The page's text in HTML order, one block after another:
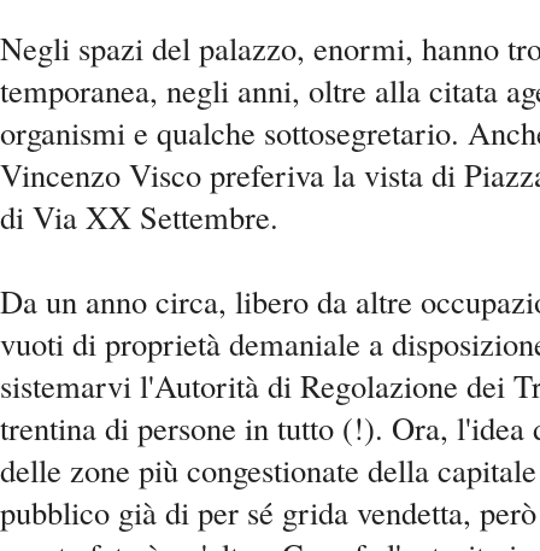
Negli spazi del palazzo, enormi, hanno
temporanea, negli anni, oltre alla citata
organismi e qualche sottosegretario.
Vincenzo Visco preferiva la vista di
di Via XX Settembre.
Da un anno circa, libero da altre
vuoti di proprietà demaniale a
sistemarvi l'Autorità di Regolazione dei
trentina di persone in tutto (!). Ora, l'idea
delle zone più congestionate della
pubblico già di per sé grida vendetta,